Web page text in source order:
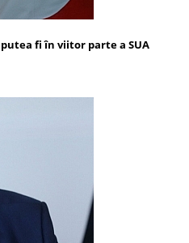
fi în viitor parte a SUA